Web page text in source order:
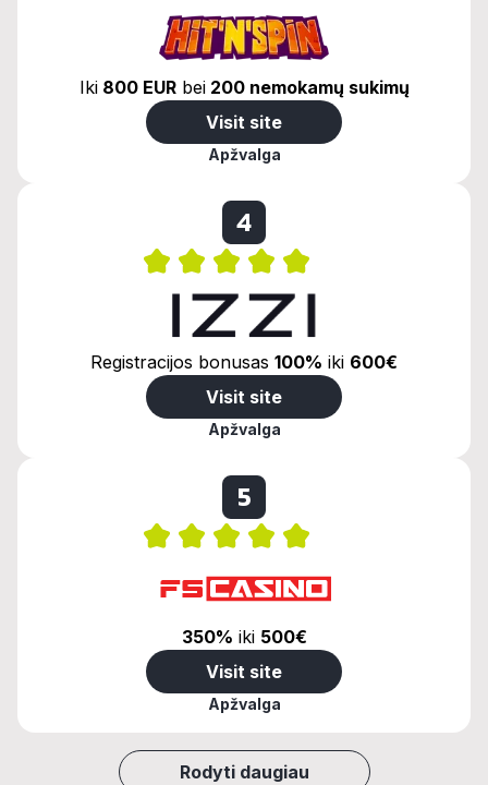
Iki800 EURbei200 nemokamų sukimų
Visit site
Apžvalga
4
Registracijos bonusas 100% iki 600€
Visit site
Apžvalga
5
350% iki 500€
Visit site
Apžvalga
Rodyti daugiau